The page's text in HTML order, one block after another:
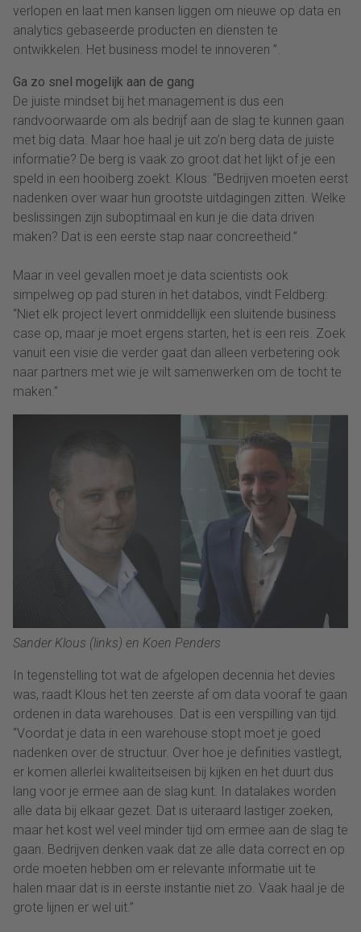
verlopen en laat men kansen liggen om nieuwe op data en
analytics gebaseerde producten en diensten te
ontwikkelen. Het business model te innoveren ”.
Ga zo snel mogelijk aan de gang
De juiste mindset bij het management is dus een
randvoorwaarde om als bedrijf aan de slag te kunnen gaan
met big data. Maar hoe haal je uit zo’n berg data de juiste
informatie? De berg is vaak zo groot dat het lijkt of je een
speld in een hooiberg zoekt. Klous: “Bedrijven moeten eerst
nadenken over waar hun grootste uitdagingen zitten. Welke
beslissingen zijn suboptimaal en kun je die data driven
maken? Dat is een eerste stap naar concreetheid.”
Maar in veel gevallen moet je data scientists ook
simpelweg op pad sturen in het databos, vindt Feldberg:
“Niet elk project levert onmiddellijk een sluitende business
case op, maar je moet ergens starten, het is een reis. Zoek
vanuit een visie die verder gaat dan alleen verbetering ook
naar partners met wie je wilt samenwerken om de tocht te
maken.”
Sander Klous (links) en Koen Penders
In tegenstelling tot wat de afgelopen decennia het devies
was, raadt Klous het ten zeerste af om data vooraf te gaan
ordenen in data warehouses. Dat is een verspilling van tijd.
“Voordat je data in een warehouse stopt moet je goed
nadenken over de structuur. Over hoe je definities vastlegt,
er komen allerlei kwaliteitseisen bij kijken en het duurt dus
lang voor je ermee aan de slag kunt. In datalakes worden
alle data bij elkaar gezet. Dat is uiteraard lastiger zoeken,
maar het kost wel veel minder tijd om ermee aan de slag te
gaan. Bedrijven denken vaak dat ze alle data correct en op
orde moeten hebben om er relevante informatie uit te
halen maar dat is in eerste instantie niet zo. Vaak haal je de
grote lijnen er wel uit.”